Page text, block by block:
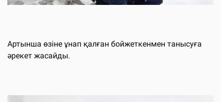
Артынша өзіне ұнап қалған бойжеткенмен танысуға
әрекет жасайды.